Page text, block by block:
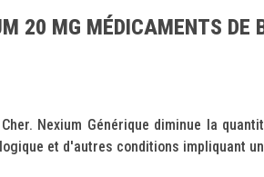
20 MG MÉDICAMENTS DE
Nexium Générique diminue la
et d'autres conditions impliquant